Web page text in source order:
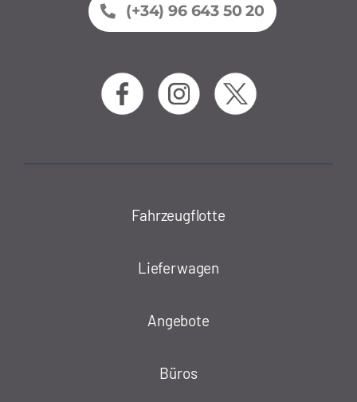
(+34) 96 643 50 20
Fahrzeugflotte
Lieferwagen
Angebote
Büros